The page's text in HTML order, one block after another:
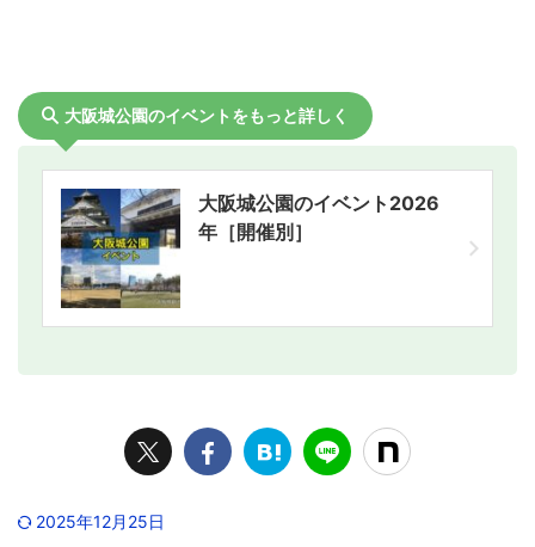
大阪城公園のイベントをもっと詳しく
大阪城公園のイベント2026
年［開催別］
2025年12月25日